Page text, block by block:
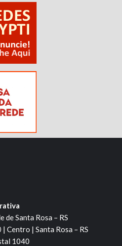
de Santa Rosa – RS
Centro | Santa Rosa – RS
1040